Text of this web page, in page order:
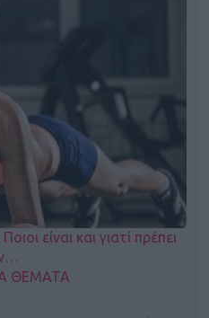
είναι και γιατί πρέπει
ΘΕΜΑΤΑ